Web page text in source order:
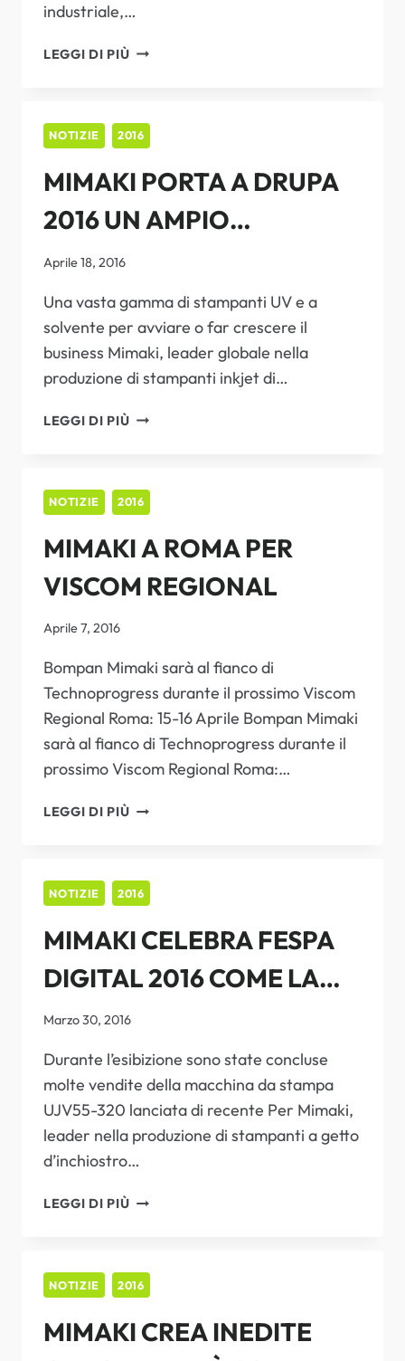
industriale,…
LEGGI DI PIÙMIMAKI
PREMI
EDP
(EUROPEAN
DIGITAL
PRESS
NOTIZIE 2016
MIMAKI PORTA A DRUPA
2016 UN AMPIO
PORTFOLIO DI SISTEMI
ALL’AVANGUARDIA
Aprile 18, 2016
Una vasta gamma di stampanti UV e a
solvente per avviare o far crescere il
business Mimaki, leader globale nella
produzione di stampanti inkjet di…
LEGGI DI PIÙMIMAKI
2016
UN
AMPIO
PORTFOLIO
DI
NOTIZIE 2016
MIMAKI A ROMA PER
VISCOM REGIONAL
Aprile 7, 2016
Bompan Mimaki sarà al fianco di
Technoprogress durante il prossimo Viscom
Regional Roma: 15-16 Aprile Bompan Mimaki
sarà al fianco di Technoprogress durante il
prossimo Viscom Regional Roma:…
LEGGI DI PIÙMIMAKI
VISCOM
NOTIZIE 2016
MIMAKI CELEBRA FESPA
DIGITAL 2016 COME LA
SUA “MIGLIORE FIERA DI
SEMPRE”
Marzo 30, 2016
Durante l’esibizione sono state concluse
molte vendite della macchina da stampa
UJV55-320 lanciata di recente Per Mimaki,
leader nella produzione di stampanti a getto
d’inchiostro…
LEGGI DI PIÙMIMAKI
2016
COME
LA
SUA
NOTIZIE 2016
MIMAKI CREA INEDITE